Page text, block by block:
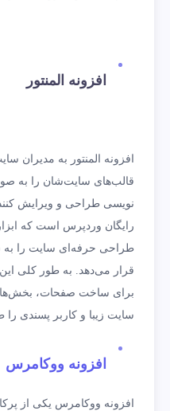
افزونه المنتور
افزونه المنتور به مدیران
قالب‌های ‌سایت‌شان را به
نویسی طراحی و ویرایش
رایگان وردپرس است که
طراحی حرفه‌ای سایت را به
قرار می‌دهد. به طور کلی این
برای ساخت صفحات،
سایت زیبا و کاربر پسندی را
افزونه ووکامرس
افزونه ووکامرس یکی از